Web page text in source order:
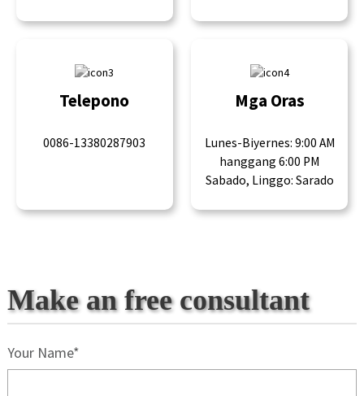
Telepono
0086-13380287903
Mga Oras
Lunes-Biyernes: 9:00 AM
hanggang 6:00 PM
Sabado, Linggo: Sarado
Make an free consultant
Your Name*